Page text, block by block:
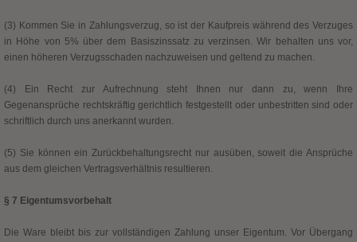
(3) Kommen Sie in Zahlungsverzug, so ist der Kaufpreis während des Verzuges
in Höhe von 5% über dem Basiszinssatz zu verzinsen. Wir behalten uns vor,
einen höheren Verzugsschaden nachzuweisen und geltend zu machen.
(4) Ein Recht zur Aufrechnung steht Ihnen nur dann zu, wenn Ihre
Gegenansprüche rechtskräftig gerichtlich festgestellt oder unbestritten sind oder
schriftlich durch uns anerkannt wurden.
(5) Sie können ein Zurückbehaltungsrecht nur ausüben, soweit die Ansprüche
aus dem gleichen Vertragsverhältnis resultieren.
§ 7 Eigentumsvorbehalt
Die Ware bleibt bis zur vollständigen Zahlung unser Eigentum. Vor Übergang